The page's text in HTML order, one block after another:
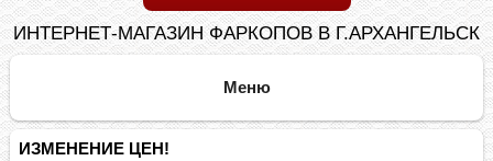
ИНТЕРНЕТ-МАГАЗИН ФАРКОПОВ В Г.АРХАНГЕЛЬСК
ИЗМЕНЕНИЕ ЦЕН!